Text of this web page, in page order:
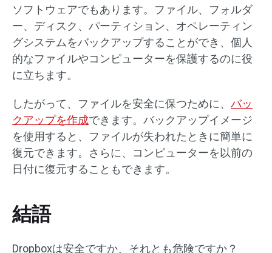
ソフトウェアでもあります。ファイル、フォルダ
ー、ディスク、パーティション、オペレーティン
グシステムをバックアップすることができ、個人
的なファイルやコンピューターを保護するのに役
に立ちます。
したがって、ファイルを安全に保つために、 バッ
クアップを作成できます。バックアップイメージ
を使用すると、ファイルが失われたときに簡単に
復元できます。さらに、コンピューターを以前の
日付に復元することもできます。
結語
Dropboxは安全ですか、それとも危険ですか？